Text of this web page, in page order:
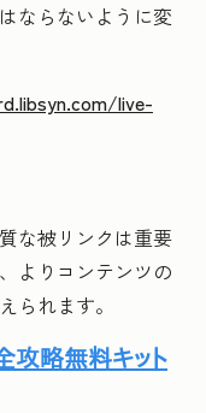
ならないように変
live-
な被リンクは重要
よりコンテンツの
られます。